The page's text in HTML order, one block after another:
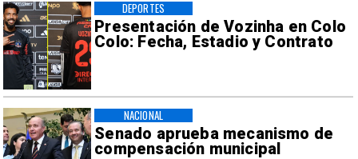
Presentación de Vozinha en Colo
Colo: Fecha, Estadio y Contrato
DEPORTES
Senado aprueba mecanismo de
compensación municipal
NACIONAL